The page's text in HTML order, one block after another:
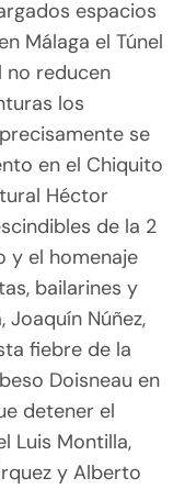
espacios
Málaga el Túnel
no reducen
los
se
en el Chiquito
Héctor
de la 2
y el homenaje
bailarines y
Núñez,
fiebre de la
Doisneau en
detener el
Luis Montilla,
y Alberto